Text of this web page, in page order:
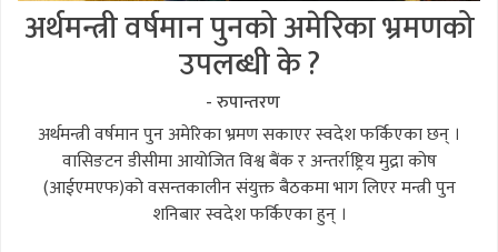
अर्थमन्त्री वर्षमान पुनको अमेरिका भ्रमणको
उपलब्धी के ?
- रुपान्तरण
अर्थमन्त्री वर्षमान पुन अमेरिका भ्रमण सकाएर स्वदेश फर्किएका छन् ।
वासिङटन डीसीमा आयोजित विश्व बैंक र अन्तर्राष्ट्रिय मुद्रा कोष
(आईएमएफ)को वसन्तकालीन संयुक्त बैठकमा भाग लिएर मन्त्री पुन
शनिबार स्वदेश फर्किएका हुन् ।